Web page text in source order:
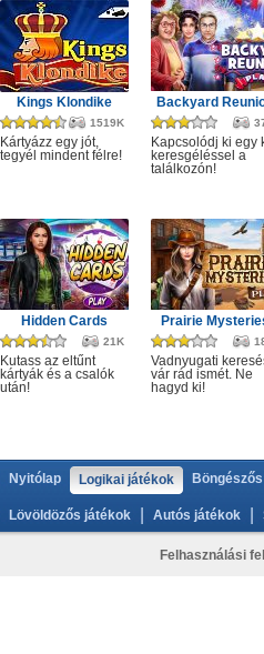
Kings Klondike
1519K
Kártyázz egy jót,
tegyél mindent félre!
Backyard
Kapcsolódj ki egy
keresgéléssel a
találkozón!
Hidden Cards
21K
Kutass az eltűnt
kártyák és a csalók
után!
Prairie
Vadnyugati
vár rád ismét. Ne
hagyd ki!
Nyitólap Logikai játékok
Lövöldözős játékok Autós játékok
Felhasználási